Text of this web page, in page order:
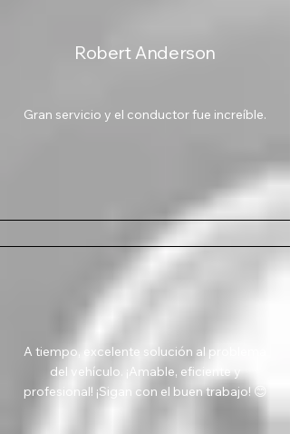
Robert Anderson
Gran servicio y el conductor fue increíble.
A tiempo, excelente solución al problema
del vehículo. ¡Amable, eficiente y
profesional! ¡Sigan con el buen trabajo! 😊